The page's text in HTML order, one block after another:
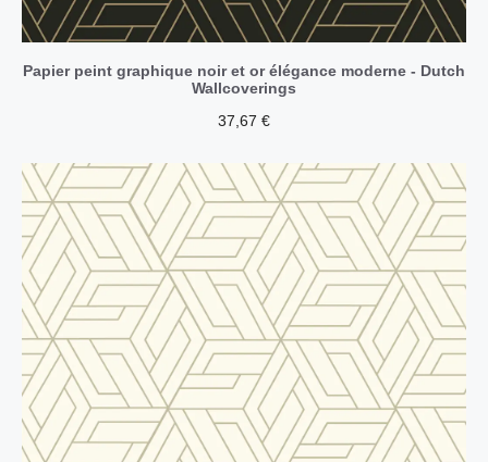
Papier peint graphique noir et or élégance moderne - Dutch
Wallcoverings
37,67 €